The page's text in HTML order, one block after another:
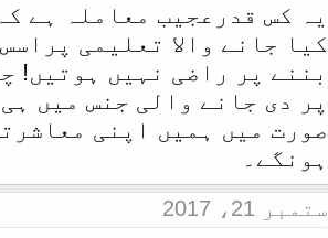
یہ کس قدرعجیب معاملہ ہے
کیا جانے والا تعلیمی
بننے پر راضی نہیں ہوتیں!
پر دی جانے والی جنس میں
صورت میں ہمیں اپنی
ہونگے۔
ستمبر 21، 2017